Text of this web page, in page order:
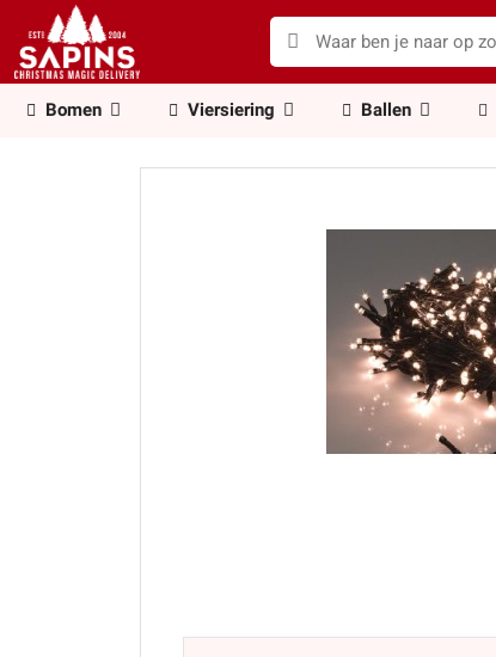
Bomen Viersiering Ballen